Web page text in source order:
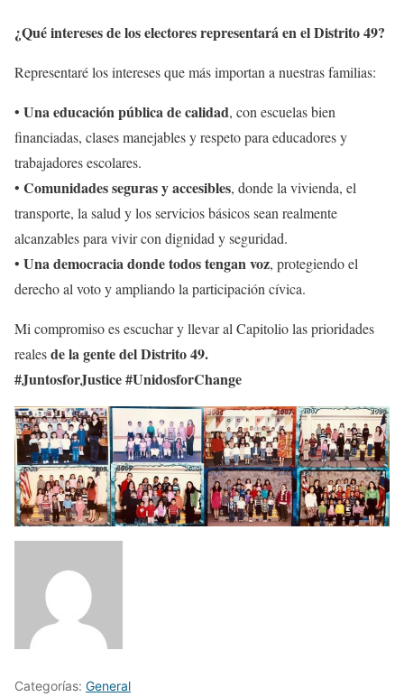
¿Qué intereses de los electores representará en el Distrito 49?
Representaré los intereses que más importan a nuestras familias:
• Una educación pública de calidad, con escuelas bien
financiadas, clases manejables y respeto para educadores y
trabajadores escolares.
• Comunidades seguras y accesibles, donde la vivienda, el
transporte, la salud y los servicios básicos sean realmente
alcanzables para vivir con dignidad y seguridad.
• Una democracia donde todos tengan voz, protegiendo el
derecho al voto y ampliando la participación cívica.
Mi compromiso es escuchar y llevar al Capitolio las prioridades
realesde la gente del Distrito 49.
#JuntosforJustice #UnidosforChange
Categorías: General